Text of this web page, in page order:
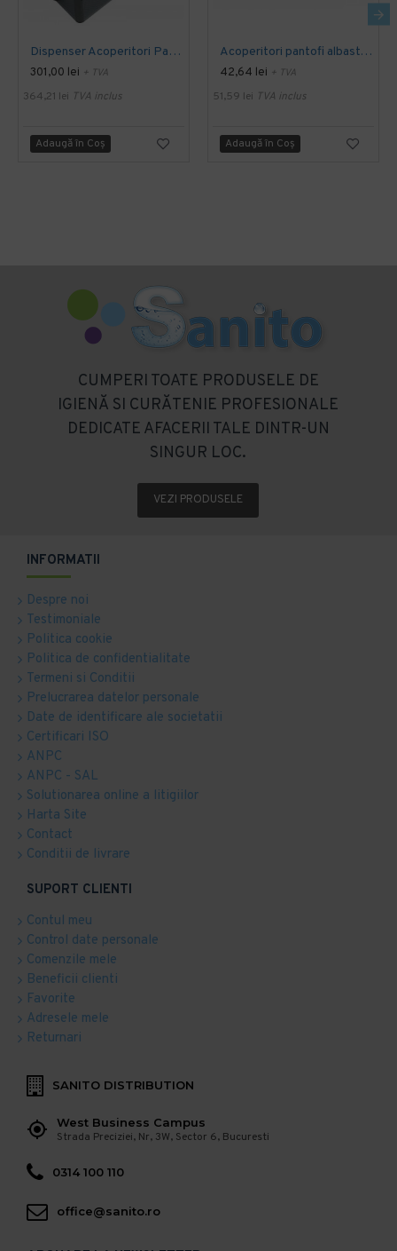
Dispenser Acoperitori Pantofi, StepN go' DeLuxe, model MS 106
301,00 lei + TVA
364,21 lei TVA inclus
Adaugă în Coş
Acoperitori pantofi albastri, 1000buc/set, grosime 22 microni
42,64 lei + TVA
51,59 lei TVA inclus
Adaugă în Coş
CUMPERI TOATE PRODUSELE DE
IGIENĂ SI CURĂTENIE PROFESIONALE
DEDICATE AFACERII TALE DINTR-UN
SINGUR LOC.
VEZI PRODUSELE
INFORMATII
Despre noi
Testimoniale
Politica cookie
Politica de confidentialitate
Termeni si Conditii
Prelucrarea datelor personale
Date de identificare ale societatii
Certificari ISO
ANPC
ANPC - SAL
Solutionarea online a litigiilor
Harta Site
Contact
Conditii de livrare
SUPORT CLIENTI
Contul meu
Control date personale
Comenzile mele
Beneficii clienti
Favorite
Adresele mele
Returnari
SANITO DISTRIBUTION
West Business Campus
Strada Preciziei, Nr, 3W, Sector 6, Bucuresti
0314 100 110
office@sanito.ro